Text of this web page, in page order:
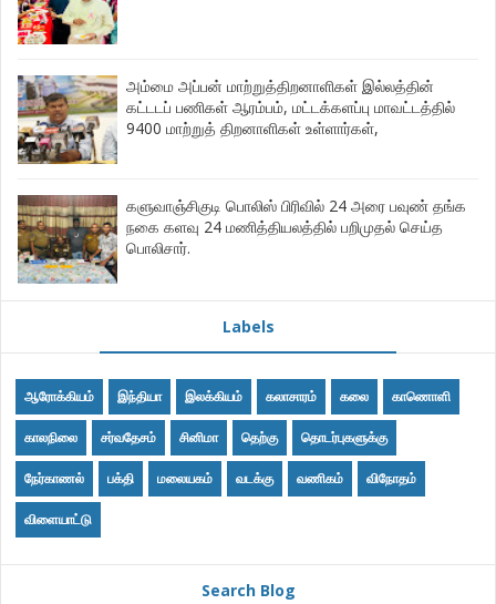
அம்மை அப்பன் மாற்றுத்திறனாளிகள் இல்லத்தின்
கட்டடப் பணிகள் ஆரம்பம், மட்டக்களப்பு மாவட்டத்தில்
9400 மாற்றுத் திறனாளிகள் உள்ளார்கள்,
களுவாஞ்சிகுடி பொலிஸ் பிரிவில் 24 அரை பவுண் தங்க
நகை களவு 24 மணித்தியலத்தில் பறிமுதல் செய்த
பொலிசார்.
Labels
ஆரோக்கியம் இந்தியா இலக்கியம் கலாசாரம் கலை காணொளி
காலநிலை சர்வதேசம் சினிமா தெற்கு தொடர்புகளுக்கு
நேர்காணல் பக்தி மலையகம் வடக்கு வணிகம் விநோதம்
விளையாட்டு
Search Blog